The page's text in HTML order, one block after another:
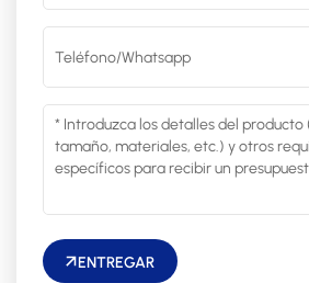
ENTREGAR